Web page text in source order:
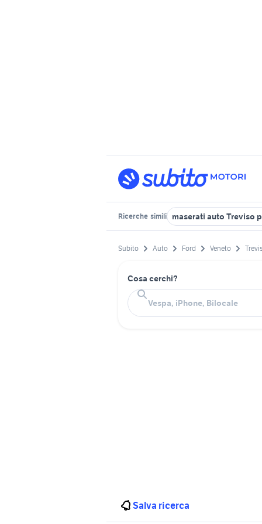
Ricerche simili maserati auto Treviso
Subito Auto Ford Veneto
Cosa cerchi?
Salva ricerca